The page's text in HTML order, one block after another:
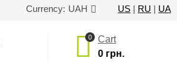
Currency: UAH US | RU | UA
0
Cart
0 грн.